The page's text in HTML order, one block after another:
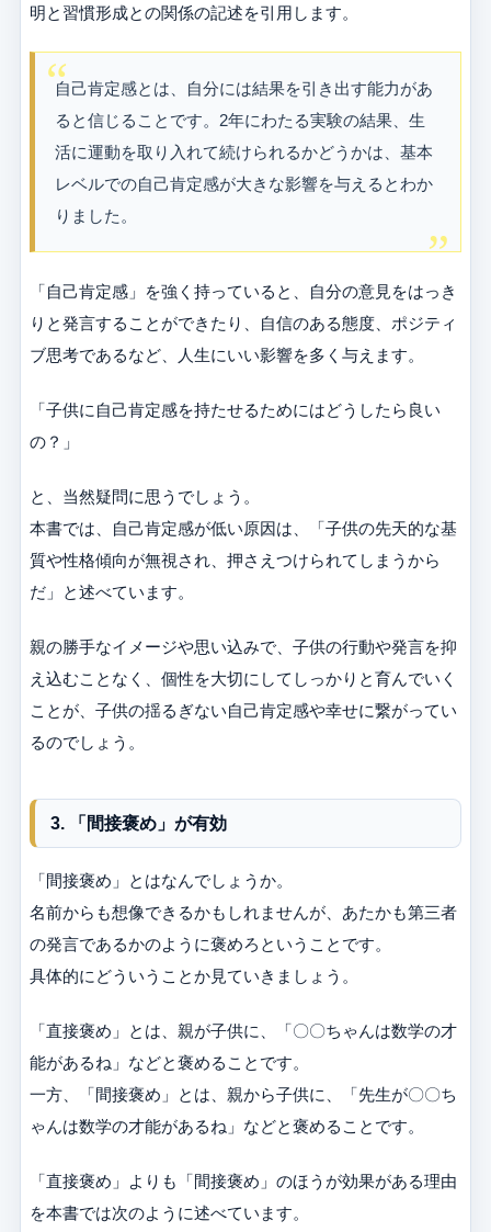
明と習慣形成との関係の記述を引用します。
自己肯定感とは、自分には結果を引き出す能力があ
ると信じることです。2年にわたる実験の結果、生
活に運動を取り入れて続けられるかどうかは、基本
レベルでの自己肯定感が大きな影響を与えるとわか
りました。
「自己肯定感」を強く持っていると、自分の意見をはっき
りと発言することができたり、自信のある態度、ポジティ
ブ思考であるなど、人生にいい影響を多く与えます。
「子供に自己肯定感を持たせるためにはどうしたら良い
の？」
と、当然疑問に思うでしょう。
本書では、自己肯定感が低い原因は、「子供の先天的な基
質や性格傾向が無視され、押さえつけられてしまうから
だ」と述べています。
親の勝手なイメージや思い込みで、子供の行動や発言を抑
え込むことなく、個性を大切にしてしっかりと育んでいく
ことが、子供の揺るぎない自己肯定感や幸せに繋がってい
るのでしょう。
3. 「間接褒め」が有効
「間接褒め」とはなんでしょうか。
名前からも想像できるかもしれませんが、あたかも第三者
の発言であるかのように褒めろということです。
具体的にどういうことか見ていきましょう。
「直接褒め」とは、親が子供に、「〇〇ちゃんは数学の才
能があるね」などと褒めることです。
一方、「間接褒め」とは、親から子供に、「先生が〇〇ち
ゃんは数学の才能があるね」などと褒めることです。
「直接褒め」よりも「間接褒め」のほうが効果がある理由
を本書では次のように述べています。